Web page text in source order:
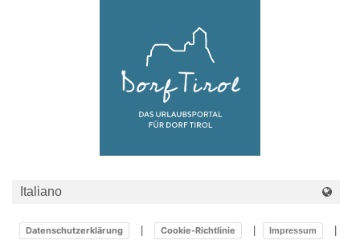
Datenschutzerklärung Cookie-Richtlinie Impressum